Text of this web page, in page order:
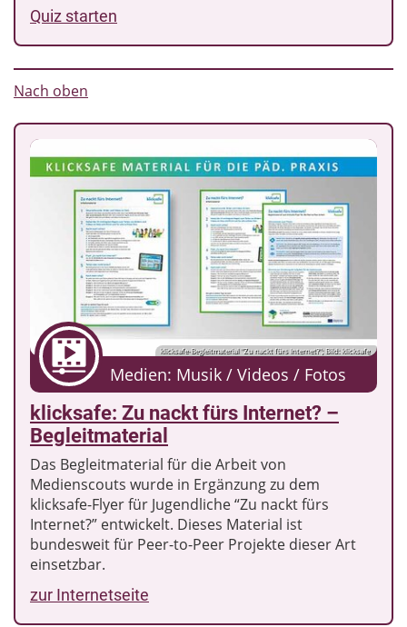
Quiz starten
Nach oben
klicksafe-Begleitmaterial "Zu nackt fürs Internet?"; Bild: klicksafe
Medien: Musik / Videos / Fotos
klicksafe: Zu nackt fürs Internet? –
Begleitmaterial
Das Begleitmaterial für die Arbeit von
Medienscouts wurde in Ergänzung zu dem
klicksafe-Flyer für Jugendliche “Zu nackt fürs
Internet?” entwickelt. Dieses Material ist
bundesweit für Peer-to-Peer Projekte dieser Art
einsetzbar.
zur Internetseite